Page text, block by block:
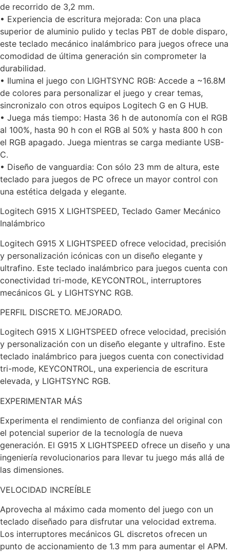
de recorrido de 3,2 mm.
• Experiencia de escritura mejorada: Con una placa
superior de aluminio pulido y teclas PBT de doble disparo,
este teclado mecánico inalámbrico para juegos ofrece una
comodidad de última generación sin comprometer la
durabilidad.
• Ilumina el juego con LIGHTSYNC RGB: Accede a ~16.8M
de colores para personalizar el juego y crear temas,
sincronizalo con otros equipos Logitech G en G HUB.
• Juega más tiempo: Hasta 36 h de autonomía con el RGB
al 100%, hasta 90 h con el RGB al 50% y hasta 800 h con
el RGB apagado. Juega mientras se carga mediante USB-
C.
• Diseño de vanguardia: Con sólo 23 mm de altura, este
teclado para juegos de PC ofrece un mayor control con
una estética delgada y elegante.
Logitech G915 X LIGHTSPEED, Teclado Gamer Mecánico
Inalámbrico
Logitech G915 X LIGHTSPEED ofrece velocidad, precisión
y personalización icónicas con un diseño elegante y
ultrafino. Este teclado inalámbrico para juegos cuenta con
conectividad tri-mode, KEYCONTROL, interruptores
mecánicos GL y LIGHTSYNC RGB.
PERFIL DISCRETO. MEJORADO.
Logitech G915 X LIGHTSPEED ofrece velocidad, precisión
y personalización con un diseño elegante y ultrafino. Este
teclado inalámbrico para juegos cuenta con conectividad
tri-mode, KEYCONTROL, una experiencia de escritura
elevada, y LIGHTSYNC RGB.
EXPERIMENTAR MÁS
Experimenta el rendimiento de confianza del original con
el potencial superior de la tecnología de nueva
generación. El G915 X LIGHTSPEED ofrece un diseño y una
ingeniería revolucionarios para llevar tu juego más allá de
las dimensiones.
VELOCIDAD INCREÍBLE
Aprovecha al máximo cada momento del juego con un
teclado diseñado para disfrutar una velocidad extrema.
Los interruptores mecánicos GL discretos ofrecen un
punto de accionamiento de 1.3 mm para aumentar el APM.